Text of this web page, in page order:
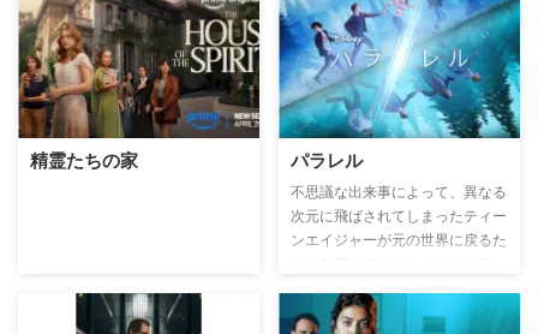
精霊たちの家 パラレル
不思議な出来事によって、異なる
次元に飛ばされてしまったティー
ンエイジャーが元の世界に戻るた